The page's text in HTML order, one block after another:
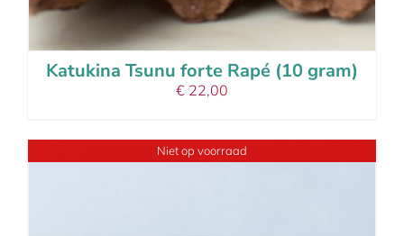
Katukina Tsunu forte Rapé (10 gram)
€ 22,00
Niet op voorraad